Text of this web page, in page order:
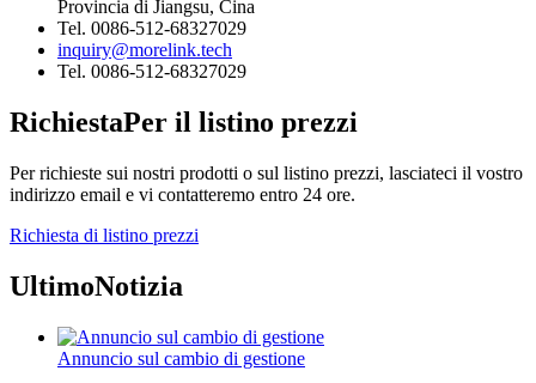
Provincia di Jiangsu, Cina
Tel. 0086-512-68327029
inquiry@morelink.tech
Tel. 0086-512-68327029
RichiestaPer il listino prezzi
Per richieste sui nostri prodotti o sul listino prezzi, lasciateci il vostro
indirizzo email e vi contatteremo entro 24 ore.
Richiesta di listino prezzi
UltimoNotizia
Annuncio sul cambio di gestione